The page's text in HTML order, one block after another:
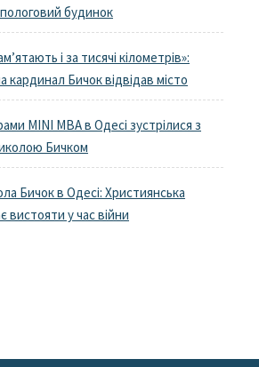
будинок
і за тисячі кілометрів»:
кардинал Бичок відвідав місто
MINI MBA в Одесі зустрілися з
Бичком
Бичок в Одесі: Християнська
вистояти у час війни